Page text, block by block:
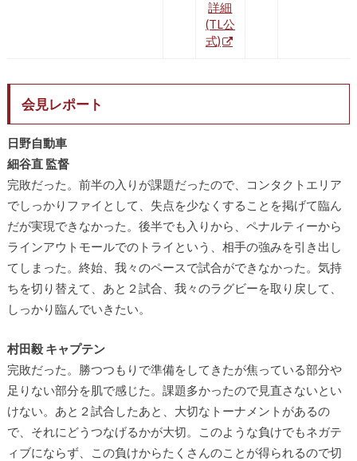
詳細
(TL公
式)
会見レポート
日野自動車
細谷直 監督
完敗だった。前半の入りが課題だったので、コンタクトエリア
でしっかりファイとして、失点を少なくすることを掲げて臨ん
だが実現できなかった。後半でも入りから、ペナルティーから
ラインアウトモールでのトライという、相手の強みを引き出し
てしまった。終始、我々のペースで試合ができなかった。気持
ちを切り替えて、あと２試合、我々のラグビーを取り戻して、
しっかり臨んでいきたい。
村田毅 キャプテン
完敗だった。勝つつもりで準備をしてきたが焦っている部分や
足りない部分を肌で感じた。課題多かったので見直さないとい
けない。あと２試合したあと、大切なトーナメントがあるの
で、それにどうつなげるかが大切。このような負けでもネガテ
ィブにならず、この負けからたくさんのことが得られるので切